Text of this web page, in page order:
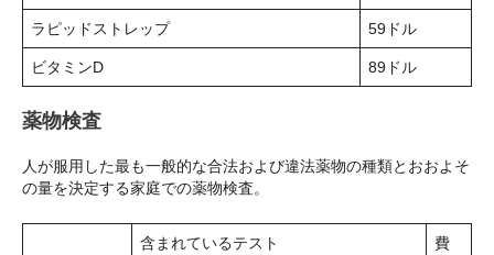
ラピッドストレップ 59ドル
ビタミンD 89ドル
薬物検査
人が服用した最も一般的な合法および違法薬物の種類とおおよそ
の量を決定する家庭での薬物検査。
含まれているテスト
費